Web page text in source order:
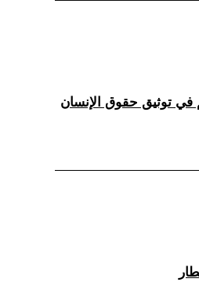
في توثيق حقوق الإنسان